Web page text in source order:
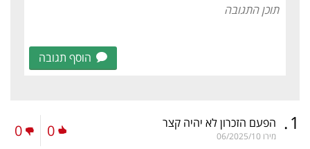
הוסף תגובה
1
. הפעם הזכרון לא יהיה קצר
מירו 06/2025/10
0
0